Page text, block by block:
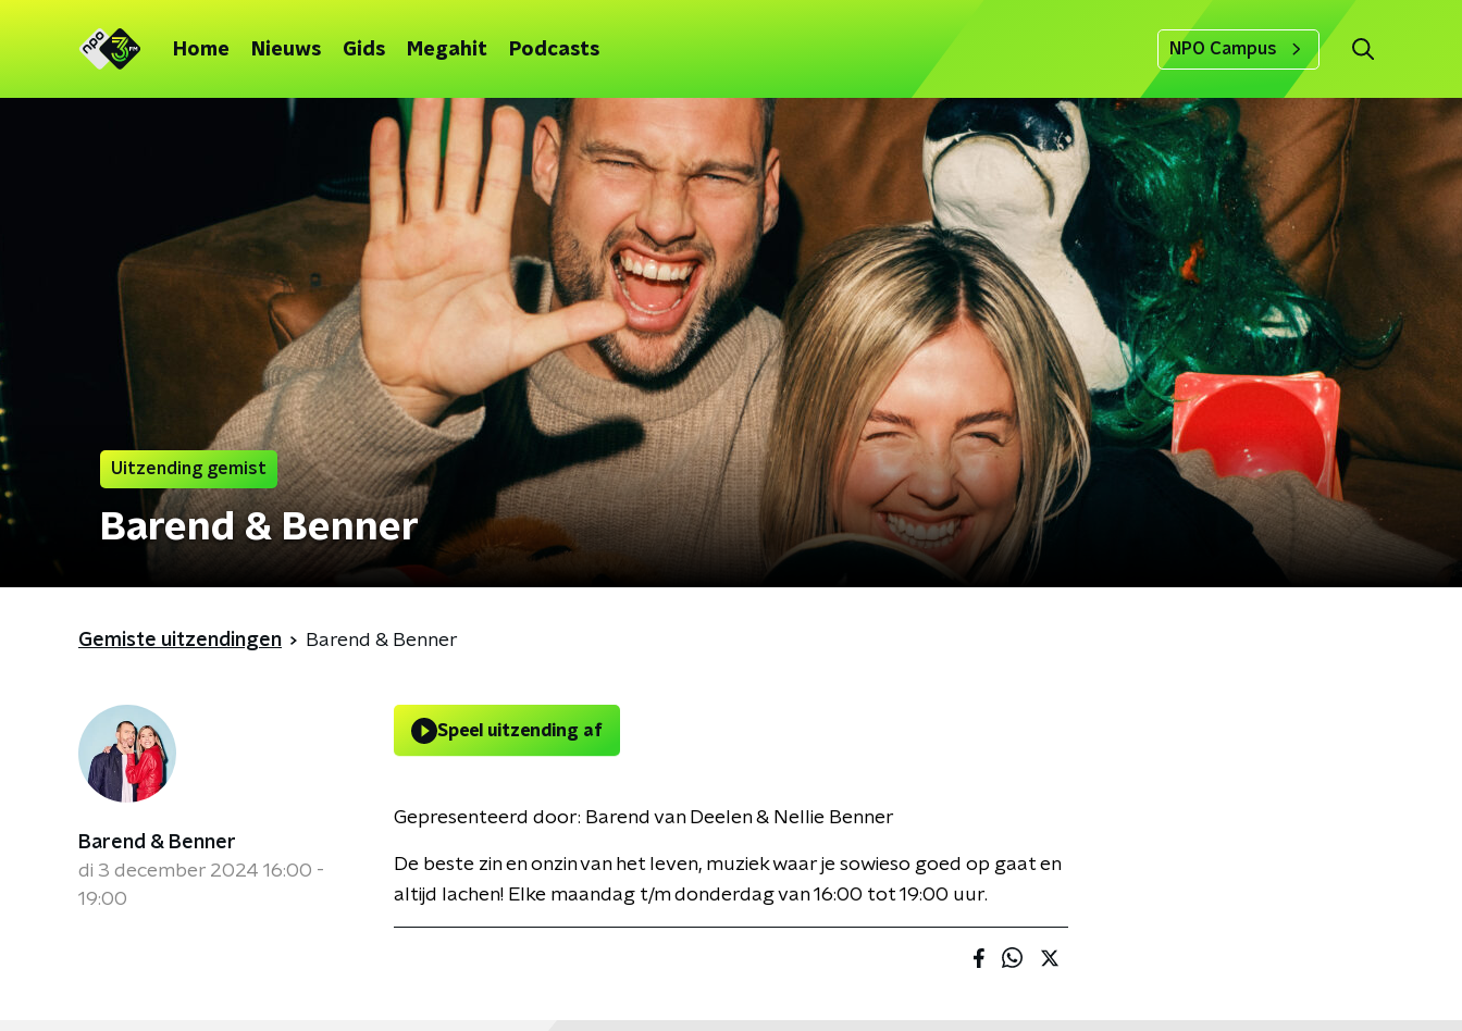
Home Nieuws Gids Megahit Podcasts NPO Campus
Uitzending gemist
Barend & Benner
Gemiste uitzendingen Barend & Benner
Barend & Benner
di 3 december 2024 16:00 -
19:00
Speel uitzending af
Gepresenteerd door: Barend van Deelen & Nellie Benner
De beste zin en onzin van het leven, muziek waar je sowieso goed op gaat en
altijd lachen! Elke maandag t/m donderdag van 16:00 tot 19:00 uur.